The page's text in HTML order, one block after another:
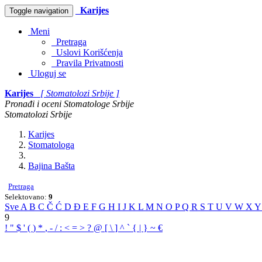
Toggle navigation Karijes
Meni
Pretraga
Uslovi Korišćenja
Pravila Privatnosti
Uloguj se
Karijes
[ Stomatolozi Srbije ]
Pronađi i oceni Stomatologe Srbije
Stomatolozi Srbije
Karijes
Stomatologa
Bajina Bašta
Pretraga
Selektovano: 9
Sve A B C Č Ć D Đ E F G H I J K L M N O PQ R S T U V W X Y
9
! " $ ' ( ) * , - / : < = > ? @ [ \ ] ^ ` { | } ~ €